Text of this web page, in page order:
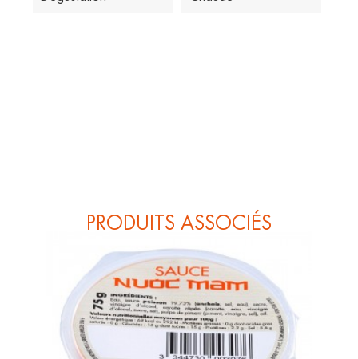
PRODUITS ASSOCIÉS